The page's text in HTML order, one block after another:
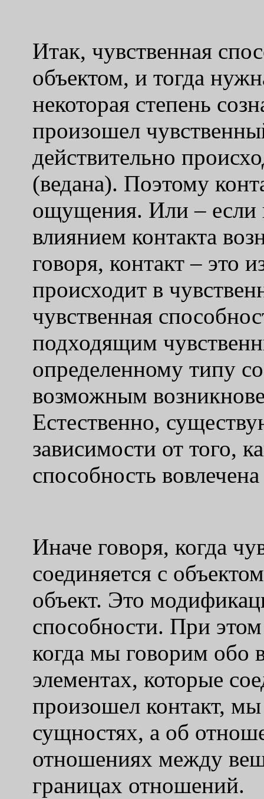
Итак, чувственная
объектом, и тогда
некоторая степень
произошел
действительно
(ведана). Поэтому
ощущения. Или – если
влиянием контакта
говоря, контакт – это
происходит в
чувственная
подходящим
определенному типу
возможным
Естественно,
зависимости от того,
способность
Иначе говоря, когда
соединяется с
объект. Это
способности. При
когда мы говорим обо
элементах, которые
произошел контакт,
сущностях, а об
отношениях между
границах отношений.